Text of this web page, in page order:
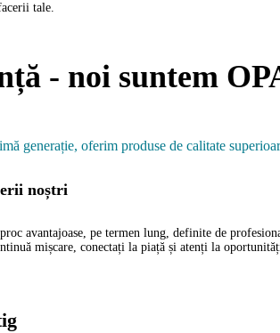
tale.
- noi suntem
generație, oferim produse de calitate
noștri
avantajoase, pe termen lung, definite de
mișcare, conectați la piață și atenți la